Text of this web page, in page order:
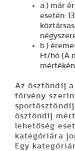
a.) már
esetén:
b.)
Ft/hó (A
Az ösztöndíj a
törvény
ösztöndíj
lehetőség
kategóriára
Egy